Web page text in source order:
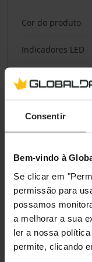
Consentir
Bem-vindo à
Se clicar em
permissão para
possamos
a melhorar a sua
ler a nossa
permite, clicando
Cor do produto
Indicadores LED
Condições
Temperatura de
Altitude
Aprovação
Certificação
Safety